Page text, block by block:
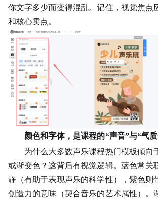
你文字多少而变得混乱。记住，视觉焦点
和核心卖点。
颜色和字体，是课程的“声音”与“气
为什么大多数声乐课程热门模板倾向
或渐变色？这背后有视觉逻辑。蓝色常关
静（有助于表现声乐的科学性），紫色则
创造力的意味（契合音乐的艺术属性）。